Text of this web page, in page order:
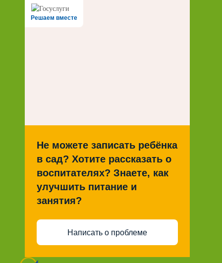
Решаем вместе
Не можете записать ребёнка
в сад? Хотите рассказать о
воспитателях? Знаете, как
улучшить питание и
занятия?
Написать о проблеме